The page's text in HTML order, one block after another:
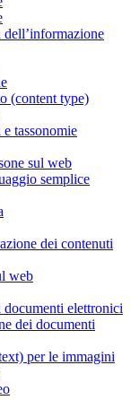
(content type)
tassonomie
sul web
semplice
dei contenuti
web
elettronici
dei documenti
per le immagini